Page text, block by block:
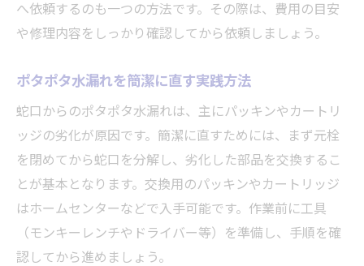
へ依頼するのも一つの方法です。その際は、費用の目安
や修理内容をしっかり確認してから依頼しましょう。
ポタポタ水漏れを簡潔に直す実践方法
蛇口からのポタポタ水漏れは、主にパッキンやカートリ
ッジの劣化が原因です。簡潔に直すためには、まず元栓
を閉めてから蛇口を分解し、劣化した部品を交換するこ
とが基本となります。交換用のパッキンやカートリッジ
はホームセンターなどで入手可能です。作業前に工具
（モンキーレンチやドライバー等）を準備し、手順を確
認してから進めましょう。